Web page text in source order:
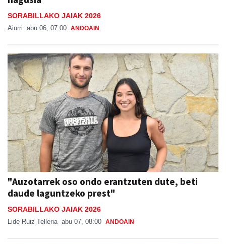
SORABILLAKO JAIAK 2026
Aiurri abu 06, 07:00 ANDOAIN
"Auzotarrek oso ondo erantzuten dute, beti
daude laguntzeko prest"
SORABILLAKO JAIAK 2026
Lide Ruiz Telleria abu 07, 08:00 ANDOAIN